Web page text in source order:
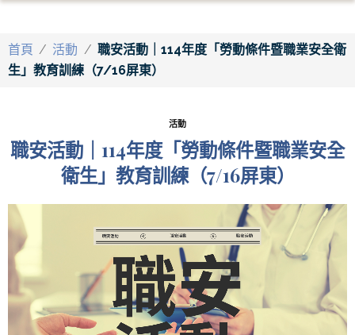
首頁 / 活動 / 職安活動｜114年度「勞動條件暨職業安全衛
生」教育訓練（7/16屏東）
活動
職安活動｜114年度「勞動條件暨職業安全
衛生」教育訓練（7/16屏東）